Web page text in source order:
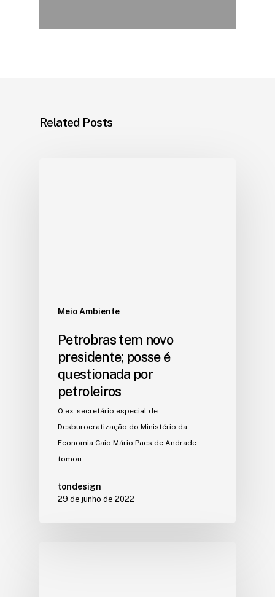
Related Posts
Meio Ambiente
Petrobras tem novo
presidente; posse é
questionada por
petroleiros
O ex-secretário especial de
Desburocratização do Ministério da
Economia Caio Mário Paes de Andrade
tomou…
tondesign
29 de junho de 2022